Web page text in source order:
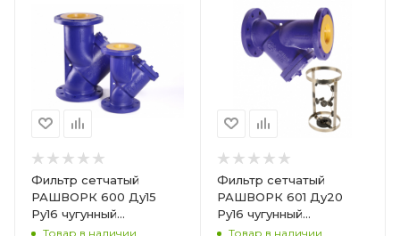
Фильтр сетчатый
РАШВОРК 600 Ду15
Ру16 чугунный
фланцевый со сливной
Товар в наличии
Фильтр сетчатый
РАШВОРК 601 Ду20
Ру16 чугунный
фланцевый со сливной
Товар в наличии